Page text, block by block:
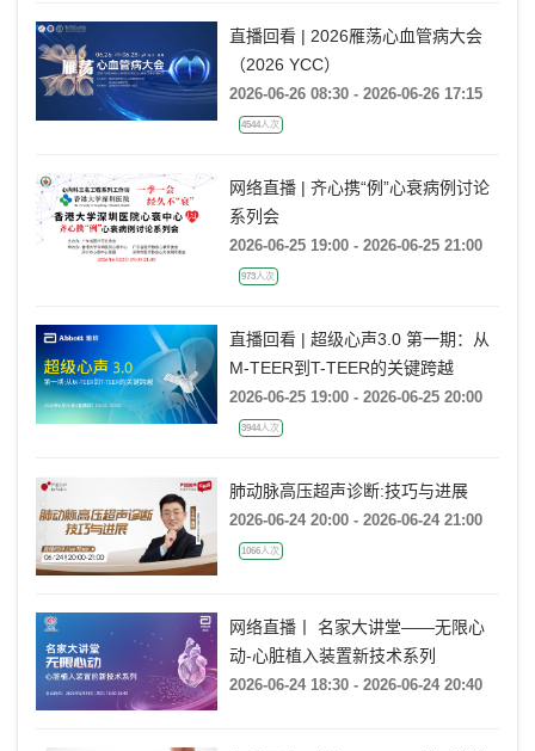
直播回看 | 2026雁荡心血管病大会
（2026 YCC）
2026-06-26 08:30 - 2026-06-26 17:15
4544人次
网络直播 | 齐心携“例”心衰病例讨论
系列会
2026-06-25 19:00 - 2026-06-25 21:00
973人次
直播回看 | 超级心声3.0 第一期：从
M-TEER到T-TEER的关键跨越
2026-06-25 19:00 - 2026-06-25 20:00
3944人次
肺动脉高压超声诊断:技巧与进展
2026-06-24 20:00 - 2026-06-24 21:00
1066人次
网络直播丨 名家大讲堂——无限心
动-心脏植入装置新技术系列
2026-06-24 18:30 - 2026-06-24 20:40